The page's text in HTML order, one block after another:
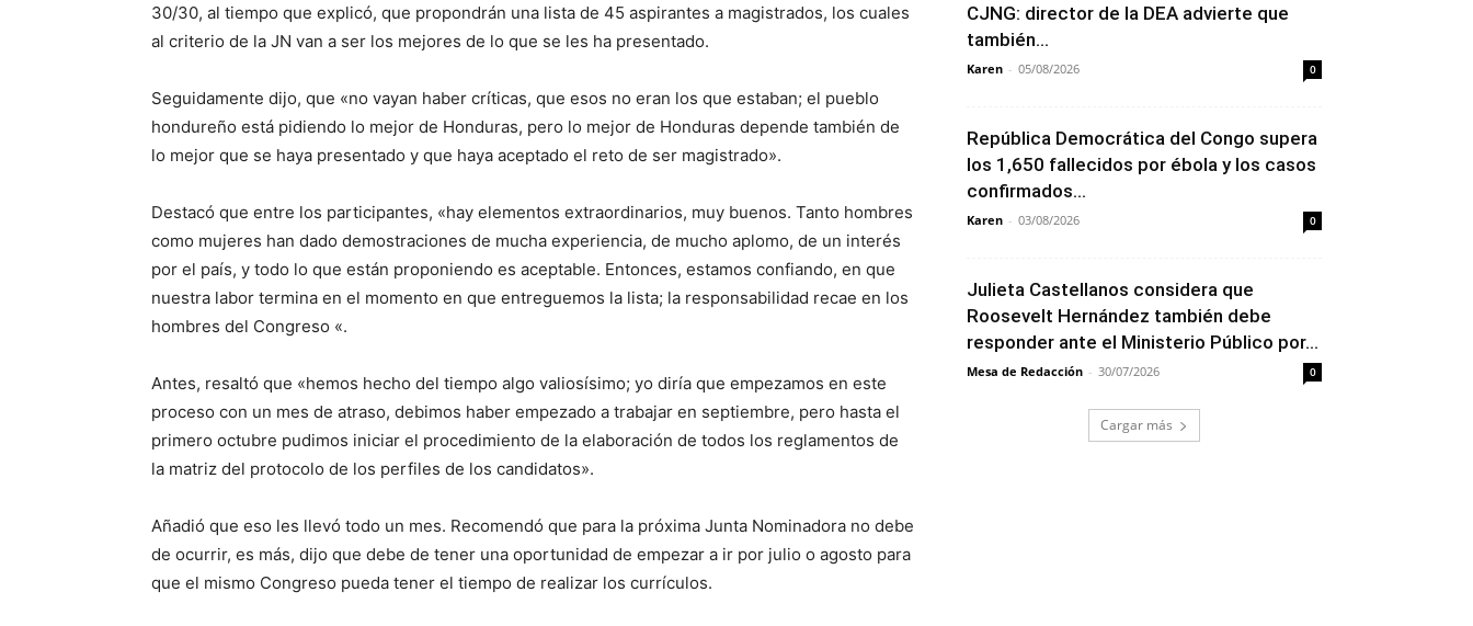
30/30, al tiempo que explicó, que propondrán una lista de 45 aspirantes a magistrados, los cuales
al criterio de la JN van a ser los mejores de lo que se les ha presentado.
Seguidamente dijo, que «no vayan haber críticas, que esos no eran los que estaban; el pueblo
hondureño está pidiendo lo mejor de Honduras, pero lo mejor de Honduras depende también de
lo mejor que se haya presentado y que haya aceptado el reto de ser magistrado».
Destacó que entre los participantes, «hay elementos extraordinarios, muy buenos. Tanto hombres
como mujeres han dado demostraciones de mucha experiencia, de mucho aplomo, de un interés
por el país, y todo lo que están proponiendo es aceptable. Entonces, estamos confiando, en que
nuestra labor termina en el momento en que entreguemos la lista; la responsabilidad recae en los
hombres del Congreso «.
Antes, resaltó que «hemos hecho del tiempo algo valiosísimo; yo diría que empezamos en este
proceso con un mes de atraso, debimos haber empezado a trabajar en septiembre, pero hasta el
primero octubre pudimos iniciar el procedimiento de la elaboración de todos los reglamentos de
la matriz del protocolo de los perfiles de los candidatos».
Añadió que eso les llevó todo un mes. Recomendó que para la próxima Junta Nominadora no debe
de ocurrir, es más, dijo que debe de tener una oportunidad de empezar a ir por julio o agosto para
que el mismo Congreso pueda tener el tiempo de realizar los currículos.
CJNG: director de la DEA advierte que
también...
Karen - 05/08/2026 0
República Democrática del Congo supera
los 1,650 fallecidos por ébola y los casos
confirmados...
Karen - 03/08/2026 0
Julieta Castellanos considera que
Roosevelt Hernández también debe
responder ante el Ministerio Público por...
Mesa de Redacción - 30/07/2026 0
Cargar más